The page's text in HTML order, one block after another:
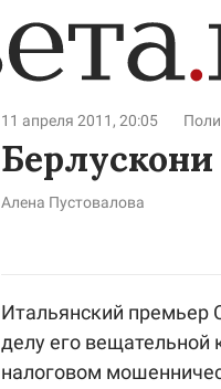
11 апреля 2011, 20:05
Алена Пустовалова
Итальянский премьер
делу его вещательной
налоговом